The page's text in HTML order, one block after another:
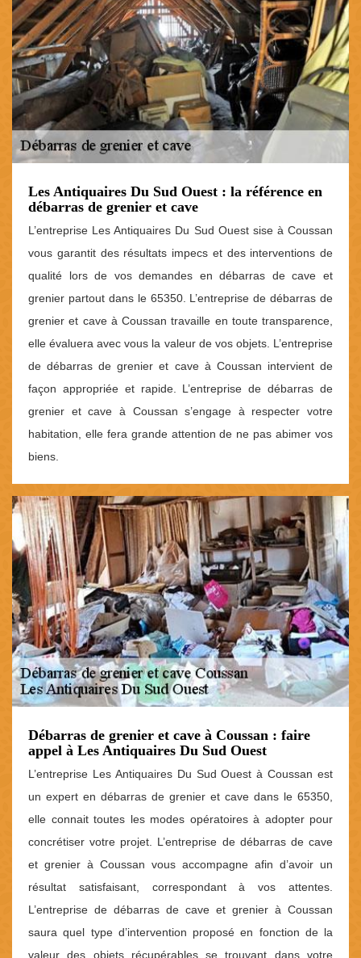
Les Antiquaires Du Sud Ouest : la référence en
débarras de grenier et cave
L’entreprise Les Antiquaires Du Sud Ouest sise à Coussan
vous garantit des résultats impecs et des interventions de
qualité lors de vos demandes en débarras de cave et
grenier partout dans le 65350. L’entreprise de débarras de
grenier et cave à Coussan travaille en toute transparence,
elle évaluera avec vous la valeur de vos objets. L’entreprise
de débarras de grenier et cave à Coussan intervient de
façon appropriée et rapide. L’entreprise de débarras de
grenier et cave à Coussan s’engage à respecter votre
habitation, elle fera grande attention de ne pas abimer vos
biens.
Débarras de grenier et cave à Coussan : faire
appel à Les Antiquaires Du Sud Ouest
L’entreprise Les Antiquaires Du Sud Ouest à Coussan est
un expert en débarras de grenier et cave dans le 65350,
elle connait toutes les modes opératoires à adopter pour
concrétiser votre projet. L’entreprise de débarras de cave
et grenier à Coussan vous accompagne afin d’avoir un
résultat satisfaisant, correspondant à vos attentes.
L’entreprise de débarras de cave et grenier à Coussan
saura quel type d’intervention proposé en fonction de la
valeur des objets récupérables se trouvant dans votre